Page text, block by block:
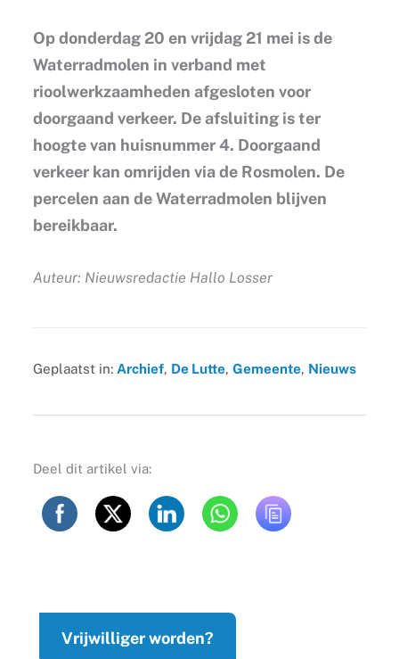
Op donderdag 20 en vrijdag 21 mei is de
Waterradmolen in verband met
rioolwerkzaamheden afgesloten voor
doorgaand verkeer. De afsluiting is ter
hoogte van huisnummer 4. Doorgaand
verkeer kan omrijden via de Rosmolen. De
percelen aan de Waterradmolen blijven
bereikbaar.
Auteur: Nieuwsredactie Hallo Losser
Geplaatst in: Archief, De Lutte, Gemeente, Nieuws
Deel dit artikel via:
Vrijwilliger worden?